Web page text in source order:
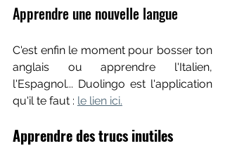
Apprendre une nouvelle langue
C'est enfin le moment pour bosser ton
anglais ou apprendre l'Italien,
l'Espagnol... Duolingo est l'application
qu'il te faut : le lien ici.
Apprendre des trucs inutiles